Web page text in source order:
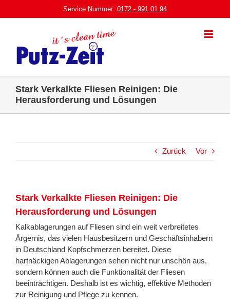
Inhalt
Service Nummer: 0172 - 991 01 94
Stark Verkalkte Fliesen Reinigen: Die
Herausforderung und Lösungen
Zurück Vor
Stark Verkalkte Fliesen Reinigen: Die
Herausforderung und Lösungen
Kalkablagerungen auf Fliesen sind ein weit verbreitetes
Ärgernis, das vielen Hausbesitzern und Geschäftsinhabern
in Deutschland Kopfschmerzen bereitet. Diese
hartnäckigen Ablagerungen sehen nicht nur unschön aus,
sondern können auch die Funktionalität der Fliesen
beeinträchtigen. Deshalb ist es wichtig, effektive Methoden
zur Reinigung und Pflege zu kennen.